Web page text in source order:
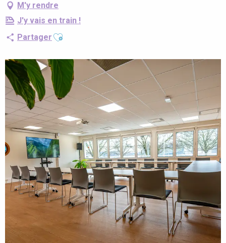
M'y rendre
J'y vais en train !
Partager Ajouter aux favoris